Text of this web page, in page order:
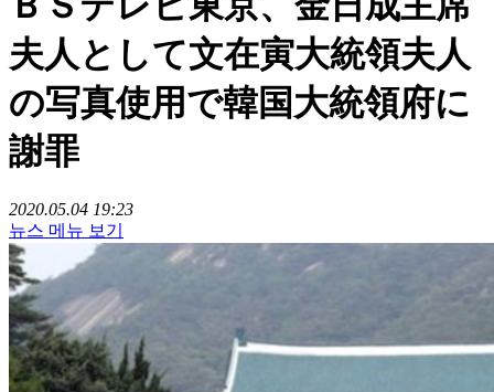
夫人として文在寅大統領夫人
の写真使用で韓国大統領府に
謝罪
2020.05.04 19:23
뉴스 메뉴 보기